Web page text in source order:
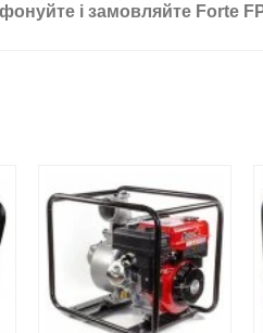
і замовляйте Forte